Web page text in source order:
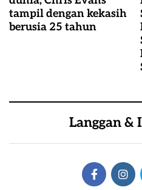
tampil dengan kekasih
berusia 25 tahun
Langgan &